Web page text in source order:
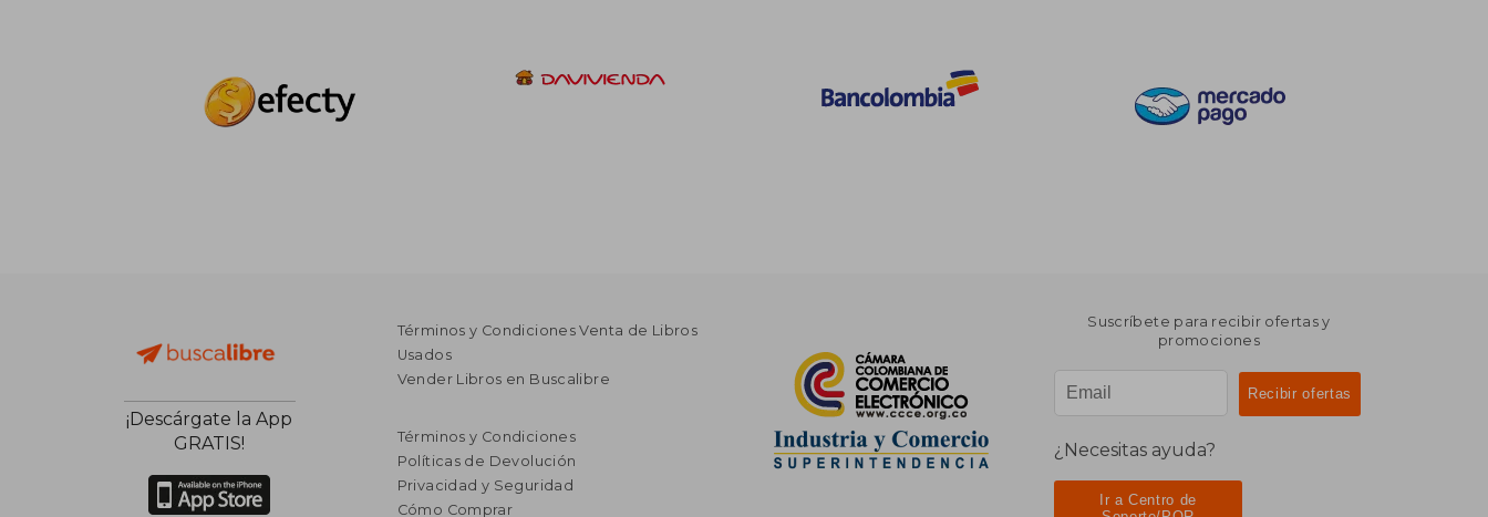
¡Descárgate la App
GRATIS!
Términos y Condiciones Venta de Libros
Usados
Vender Libros en Buscalibre
Términos y Condiciones
Políticas de Devolución
Privacidad y Seguridad
Cómo Comprar
Suscríbete para recibir ofertas y
promociones
¿Necesitas ayuda?
Ir a Centro de